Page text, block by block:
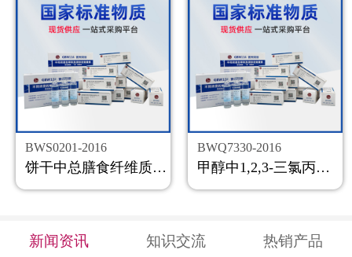
BWS0201-2016
饼干中总膳食纤维质控样品
BWQ7330-2016
甲醇中1,2,3-三氯丙烷溶液标准物质
新闻资讯 知识交流 热销产品